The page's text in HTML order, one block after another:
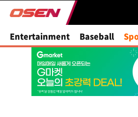
Entertainment Baseball